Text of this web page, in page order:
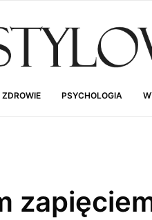
ZDROWIE PSYCHOLOGIA